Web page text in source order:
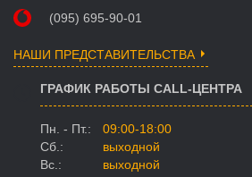
(095) 695-90-01
НАШИ ПРЕДСТАВИТЕЛЬСТВА
ГРАФИК РАБОТЫ CALL-ЦЕНТРА
Пн. - Пт.:
09:00-18:00
Сб.:
выходной
Вс.:
выходной